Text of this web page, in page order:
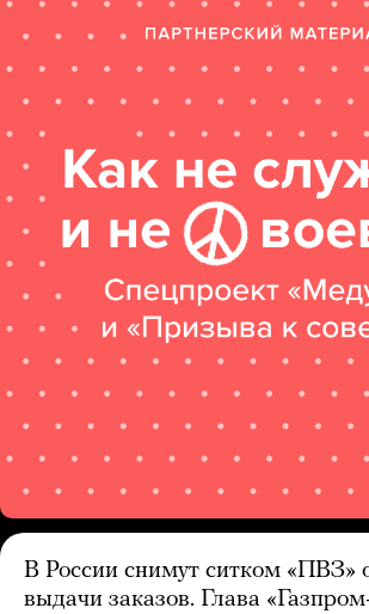
В России снимут ситком «ПВЗ»
выдачи заказов. Глава